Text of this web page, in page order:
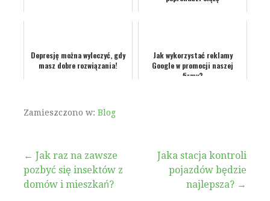
Depresję można wyleczyć, gdy
masz dobre rozwiązania!
Jak wykorzystać reklamy
Google w promocji naszej
firmy?
Zamieszczono w: Blog
Nawigacja
wpisu
← Jak raz na zawsze
pozbyć się insektów z
domów i mieszkań?
Jaka stacja kontroli
pojazdów będzie
najlepsza? →